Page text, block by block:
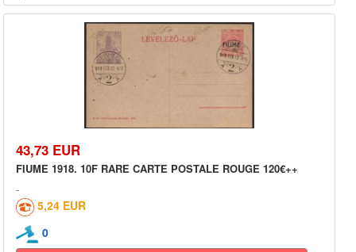
43,73 EUR
FIUME 1918. 10F RARE CARTE POSTALE ROUGE 120€++
5,24 EUR
0